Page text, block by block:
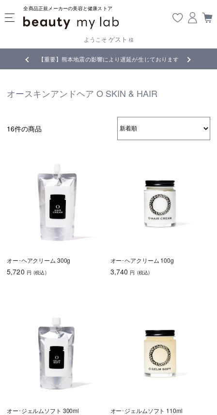
全商品正規メーカーの美容と健康ストア
ようこそ ゲスト 様
【重要】熊本地震の影響により遅延が生じております
オースキンアンドヘア O SKIN & HAIR
16件の商品
オー･ヘアクリーム 300g
5,720 円 (税込)
オー･ヘアクリーム 100g
3,740 円 (税込)
オー･ジェルムソフト 300ml オー･ジェルムソフト 110ml